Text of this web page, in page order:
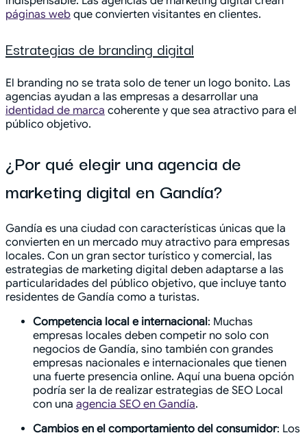
páginas web que convierten visitantes en clientes.
Estrategias de branding digital
El branding no se trata solo de tener un logo bonito. Las
agencias ayudan a las empresas a desarrollar una
identidad de marca coherente y que sea atractivo para el
público objetivo.
¿Por qué elegir una agencia de
marketing digital en Gandía?
Gandía es una ciudad con características únicas que la
convierten en un mercado muy atractivo para empresas
locales. Con un gran sector turístico y comercial, las
estrategias de marketing digital deben adaptarse a las
particularidades del público objetivo, que incluye tanto
residentes de Gandía como a turistas.
Competencia local e internacional: Muchas
empresas locales deben competir no solo con
negocios de Gandía, sino también con grandes
empresas nacionales e internacionales que tienen
una fuerte presencia online. Aquí una buena opción
podría ser la de realizar estrategias de SEO Local
con una agencia SEO en Gandía.
Cambios en el comportamiento del consumidor: Los